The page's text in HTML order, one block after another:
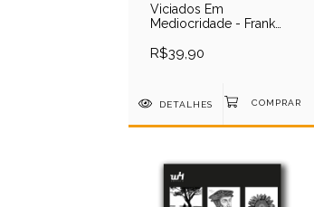
Viciados Em
Mediocridade - Frank
R$39,90
DETALHES